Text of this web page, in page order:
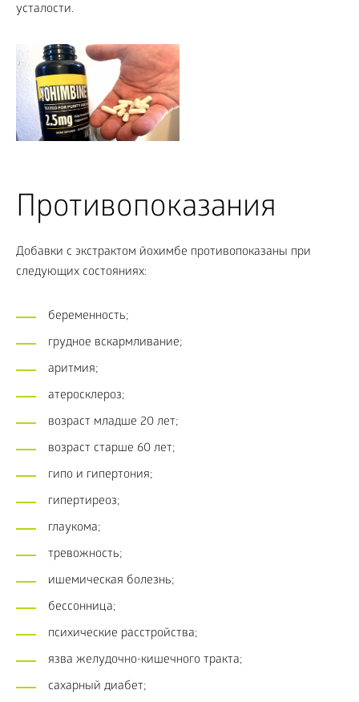
усталости.
Противопоказания
Добавки с экстрактом йохимбе противопоказаны при
следующих состояниях:
беременность;
грудное вскармливание;
аритмия;
атеросклероз;
возраст младше 20 лет;
возраст старше 60 лет;
гипо и гипертония;
гипертиреоз;
глаукома;
тревожность;
ишемическая болезнь;
бессонница;
психические расстройства;
язва желудочно-кишечного тракта;
сахарный диабет;